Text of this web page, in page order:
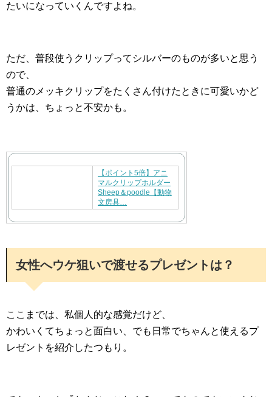
たいになっていくんですよね。
ただ、普段使うクリップってシルバーのものが多いと思う
ので、
普通のメッキクリップをたくさん付けたときに可愛いかど
うかは、ちょっと不安かも。
【ポイント5倍】アニ
マルクリップホルダー
Sheep＆poodle【動物
文房具…
女性へウケ狙いで渡せるプレゼントは？
ここまでは、私個人的な感覚だけど、
かわいくてちょっと面白い、でも日常でちゃんと使えるプ
レゼントを紹介したつもり。